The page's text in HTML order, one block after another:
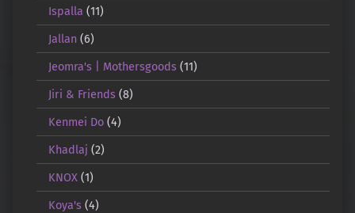
Ispalla (11)
Jallan(6)
Jeomra's | Mothersgoods(11)
Jiri & Friends(8)
Kenmei Do(4)
Khadlaj (2)
KNOX (1)
Koya's(4)